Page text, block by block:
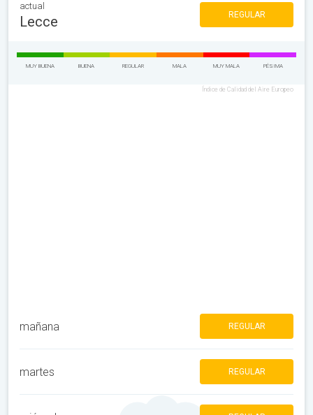
actual
Lecce REGULAR
MUY BUENA BUENA REGULAR MALA MUY MALA PÉSIMA
Índice de Calidad del Aire Europeo
mañana REGULAR
martes REGULAR